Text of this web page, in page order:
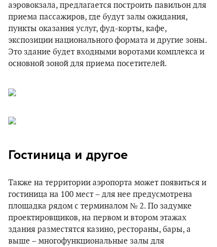
аэровокзала, предлагается построить павильон для
приема пассажиров, где будут залы ожидания,
пункты оказания услуг, фуд-корты, кафе,
экспозиции национального формата и другие зоны.
Это здание будет входными воротами комплекса и
основной зоной для приема посетителей.
Гостиница и другое
Также на территории аэропорта может появиться и
гостиница на 100 мест – для нее предусмотрена
площадка рядом с терминалом № 2. По задумке
проектировщиков, на первом и втором этажах
здания разместятся казино, рестораны, бары, а
выше – многофункциональные залы для